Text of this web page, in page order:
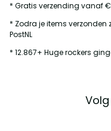
* Gratis verzending vanaf
* Zodra je items
PostNL
* 12.867+ Huge rockers